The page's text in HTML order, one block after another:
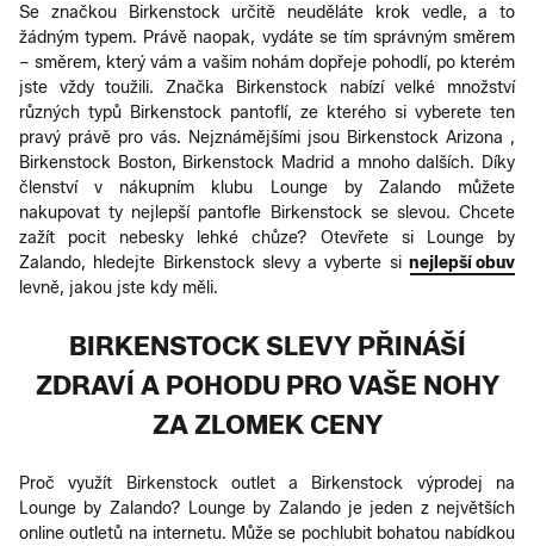
Se značkou Birkenstock určitě neuděláte krok vedle, a to
žádným typem. Právě naopak, vydáte se tím správným směrem
– směrem, který vám a vašim nohám dopřeje pohodlí, po kterém
jste vždy toužili. Značka Birkenstock nabízí velké množství
různých typů Birkenstock pantoflí, ze kterého si vyberete ten
pravý právě pro vás. Nejznámějšími jsou Birkenstock Arizona ,
Birkenstock Boston, Birkenstock Madrid a mnoho dalších. Díky
členství v nákupním klubu Lounge by Zalando můžete
nakupovat ty nejlepší pantofle Birkenstock se slevou. Chcete
zažít pocit nebesky lehké chůze? Otevřete si Lounge by
Zalando, hledejte Birkenstock slevy a vyberte si nejlepší obuv
levně, jakou jste kdy měli.
BIRKENSTOCK SLEVY PŘINÁŠÍ
ZDRAVÍ A POHODU PRO VAŠE NOHY
ZA ZLOMEK CENY
Proč využít Birkenstock outlet a Birkenstock výprodej na
Lounge by Zalando? Lounge by Zalando je jeden z největších
online outletů na internetu. Může se pochlubit bohatou nabídkou